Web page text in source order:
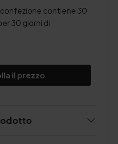
confezione contiene 30
30 giorni di
il prezzo